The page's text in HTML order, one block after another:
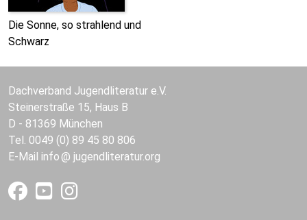
Die Sonne, so strahlend und
Schwarz
Dachverband Jugendliteratur e.V.
Steinerstraße 15, Haus B
D - 81369 München
Tel. 0049 (0) 89 45 80 806
E-Mail info jugendliteratur.org